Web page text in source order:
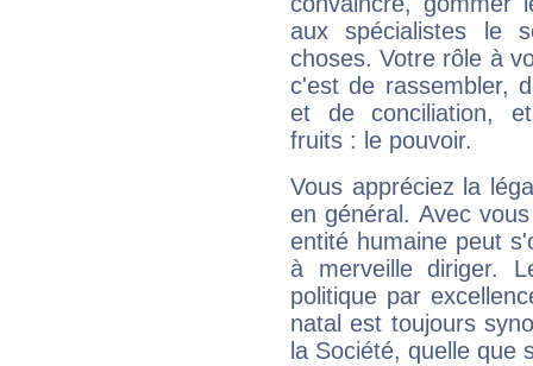
aux spécialistes le
choses. Votre rôle à
c'est de rassembler,
et de conciliation,
fruits : le pouvoir.
Vous appréciez la
en général. Avec
entité humaine peut
à merveille diriger.
politique par
natal est toujours
la Société, quelle que